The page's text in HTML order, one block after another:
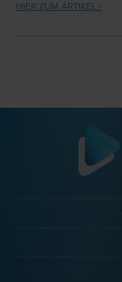
HIER ZUM ARTIKEL ›